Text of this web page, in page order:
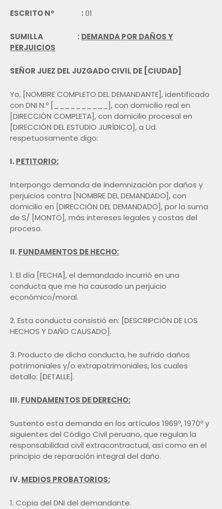
ESCRITO Nº :01
SUMILLA : DEMANDA POR DAÑOS Y
PERJUICIOS
SEÑOR JUEZ DEL JUZGADO CIVIL DE [CIUDAD]
Yo, [NOMBRE COMPLETO DEL DEMANDANTE], identificado
con DNI N.º [__________], con domicilio real en
[DIRECCIÓN COMPLETA], con domicilio procesal en
[DIRECCIÓN DEL ESTUDIO JURÍDICO], a Ud.
respetuosamente digo:
I.PETITORIO:
Interpongo demanda de indemnización por daños y
perjuicios contra [NOMBRE DEL DEMANDADO], con
domicilio en [DIRECCIÓN DEL DEMANDADO], por la suma
de S/ [MONTO], más intereses legales y costas del
proceso.
II.FUNDAMENTOS DE HECHO:
1. El día [FECHA], el demandado incurrió en una
conducta que me ha causado un perjuicio
económico/moral.
2. Esta conducta consistió en: [DESCRIPCIÓN DE LOS
HECHOS Y DAÑO CAUSADO].
3. Producto de dicha conducta, he sufrido daños
patrimoniales y/o extrapatrimoniales, los cuales
detallo: [DETALLE].
III.FUNDAMENTOS DE DERECHO:
Sustento esta demanda en los artículos 1969º, 1970º y
siguientes del Código Civil peruano, que regulan la
responsabilidad civil extracontractual, así como en el
principio de reparación integral del daño.
IV.MEDIOS PROBATORIOS:
1. Copia del DNI del demandante.